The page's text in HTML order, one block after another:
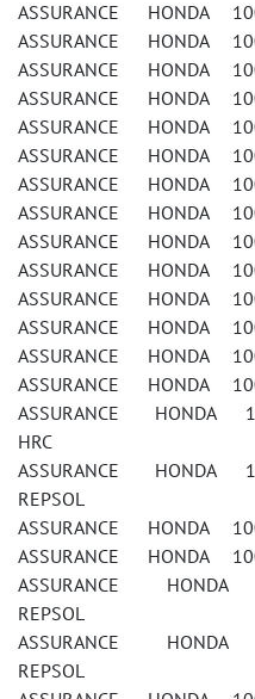
ASSURANCE HONDA
ASSURANCE HONDA
ASSURANCE HONDA
ASSURANCE HONDA
ASSURANCE HONDA
ASSURANCE HONDA
ASSURANCE HONDA
ASSURANCE HONDA
ASSURANCE HONDA
ASSURANCE HONDA
ASSURANCE HONDA
ASSURANCE HONDA
ASSURANCE HONDA
ASSURANCE HONDA
ASSURANCE HONDA
HRC
ASSURANCE HONDA
REPSOL
ASSURANCE HONDA
ASSURANCE HONDA
ASSURANCE HONDA
REPSOL
ASSURANCE HONDA
REPSOL